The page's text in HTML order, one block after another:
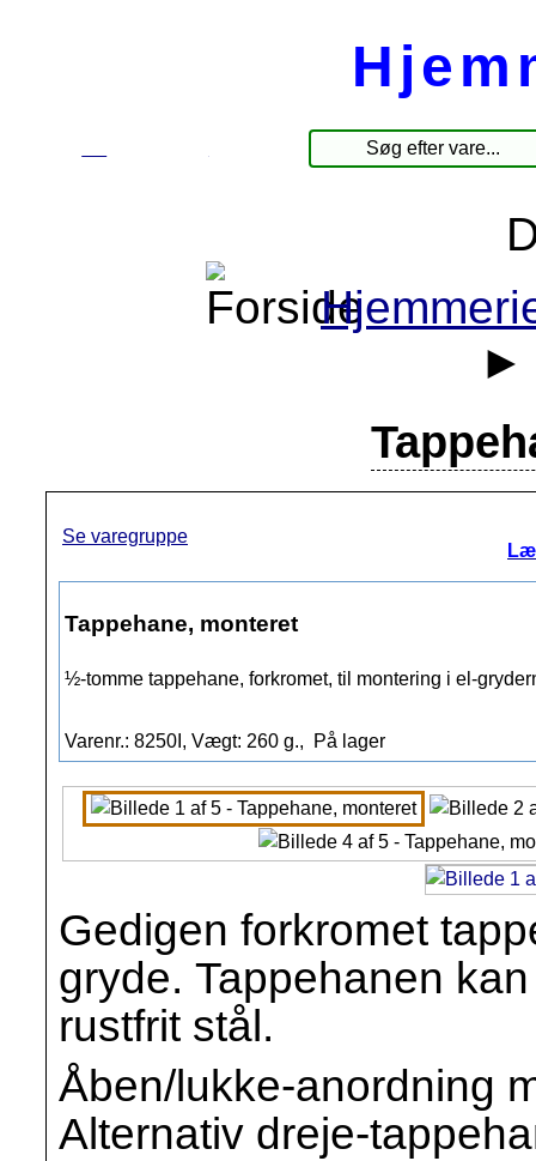
Se varegruppe
Tappehane, monteret
½-tomme tappehane, forkromet, til montering i el-
Varenr.: 8250I, Vægt: 260 g., På lager
Gedigen forkromet
gryde. Tappehanen
rustfrit stål.
Åben/lukke-anordning
Alternativ dreje-